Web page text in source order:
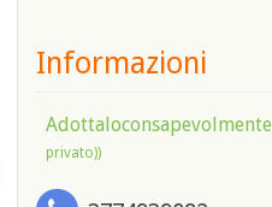
Informazioni
Adottaloconsapevolmente
privato))